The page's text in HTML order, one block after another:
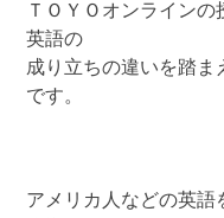
ＴＯＹＯオンライン
英語の
成り立ちの違いを踏ま
です。
アメリカ人などの英語